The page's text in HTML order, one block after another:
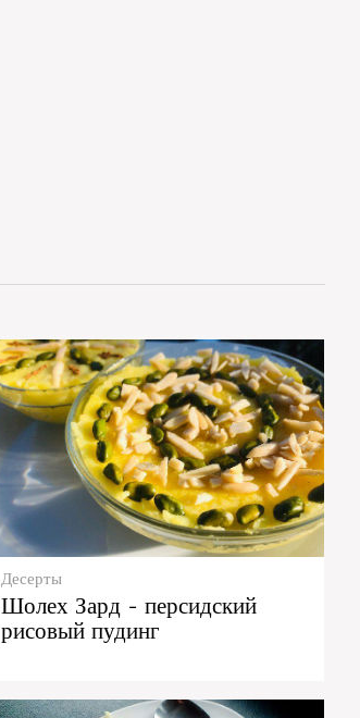
Десерты
Шолех Зард - персидский
рисовый пудинг